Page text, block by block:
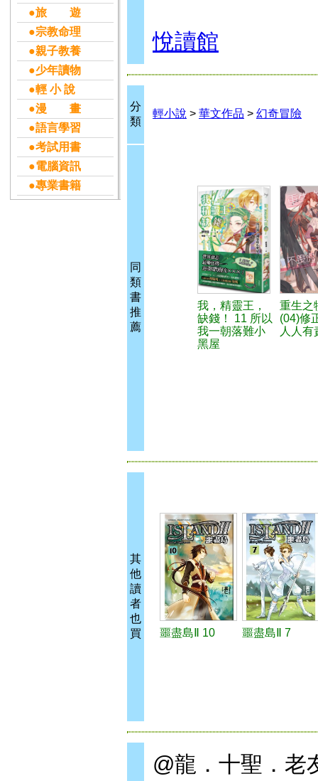
●旅 遊
●宗教命理
●親子教養
●少年讀物
●輕 小 說
●漫 畫
●語言學習
●考試用書
●電腦資訊
●專業書籍
悅讀館
分
類
輕小說 > 華文作品 > 幻奇冒險
同
類
書
推
薦
我，精靈王，
缺錢！ 11 所以
我一朝落難小
黑屋
重生之
(04)修
人人有
其
他
讀
者
也
買
噩盡島Ⅱ 10 噩盡島Ⅱ 7
@龍．十聖．老